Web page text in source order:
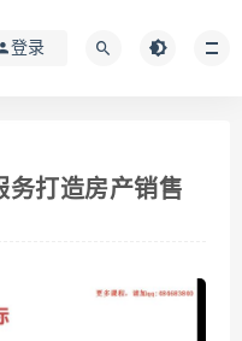
登录
务打造房产销售